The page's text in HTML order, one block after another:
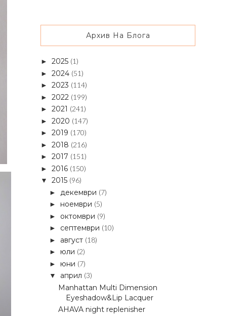
Архив На Блога
► 2025 (1)
► 2024 (51)
► 2023 (114)
► 2022 (199)
► 2021 (241)
► 2020 (147)
► 2019 (170)
► 2018 (216)
► 2017 (151)
► 2016 (150)
▼ 2015 (96)
► декември (7)
► ноември (5)
► октомври (9)
► септември (10)
► август (18)
► юли (2)
► юни (7)
▼ април (3)
Manhattan Multi Dimension
Eyeshadow&Lip Lacquer
AHAVA night replenisher